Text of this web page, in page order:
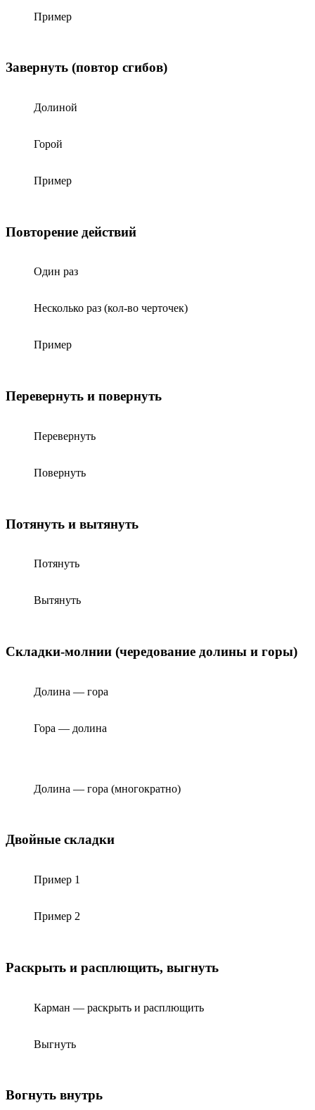
Пример
Завернуть (повтор сгибов)
Долиной
Горой
Пример
Повторение действий
Один раз
Несколько раз (кол-во черточек)
Пример
Перевернуть и повернуть
Перевернуть
Повернуть
Потянуть и вытянуть
Потянуть
Вытянуть
Складки-молнии (чередование долины и горы)
Долина — гора
Гора — долина
Долина — гора (многократно)
Двойные складки
Пример 1
Пример 2
Раскрыть и расплющить, выгнуть
Карман — раскрыть и расплющить
Выгнуть
Вогнуть внутрь